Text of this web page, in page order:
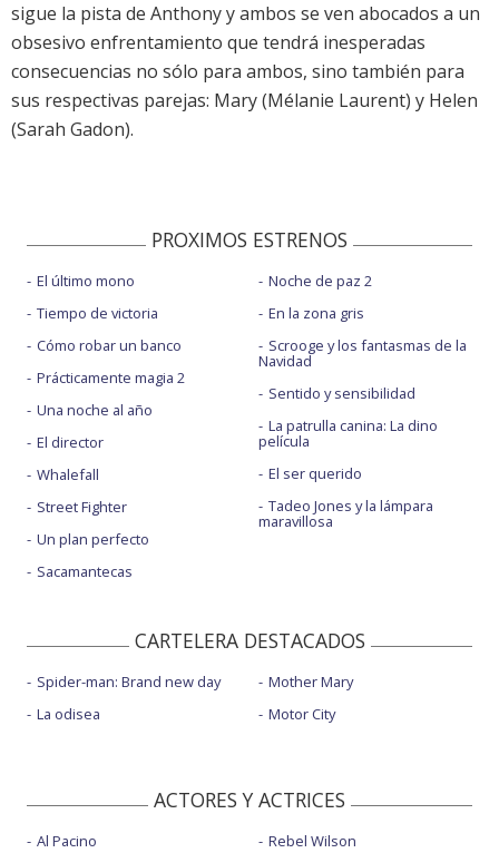
sigue la pista de Anthony y ambos se ven abocados a un
obsesivo enfrentamiento que tendrá inesperadas
consecuencias no sólo para ambos, sino también para
sus respectivas parejas: Mary (Mélanie Laurent) y Helen
(Sarah Gadon).
PROXIMOS ESTRENOS
El último mono
Tiempo de victoria
Cómo robar un banco
Prácticamente magia 2
Una noche al año
El director
Whalefall
Street Fighter
Un plan perfecto
Sacamantecas
Noche de paz 2
En la zona gris
Scrooge y los fantasmas de la
Navidad
Sentido y sensibilidad
La patrulla canina: La dino
película
El ser querido
Tadeo Jones y la lámpara
maravillosa
CARTELERA DESTACADOS
Spider-man: Brand new day
La odisea
Mother Mary
Motor City
ACTORES Y ACTRICES
Al Pacino
Rebel Wilson